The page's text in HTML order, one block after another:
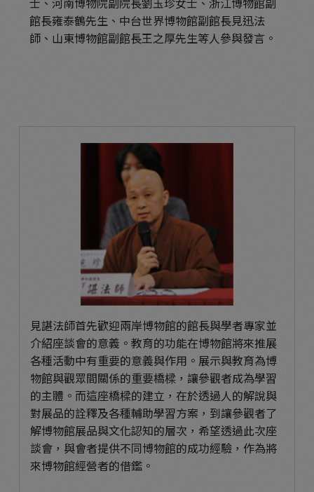
館長雍泰鶴先生、中台世界博物館副館長見迅法
師、山東博物館副館長王之厚先生等人參與發言。
見諶法師首先歡迎兩岸博物館的館長與學者專家並
介紹座談會的意義。教育的功能在博物館將來推展
各種活動中有重要的意義與作用。展示與教育為博
物館與觀眾間關係的重要橋樑，讓參觀者成為學習
的主體。而這座橋樑的建立，在於透過人的解說與
對展品的詮釋及各種輔助學習方案，到讓參觀者了
解博物館展品與文化認知的層次，希望透過此次座
談會，與會者提供不同博物館的成功經驗，作為將
來博物館經營者的借鑑。